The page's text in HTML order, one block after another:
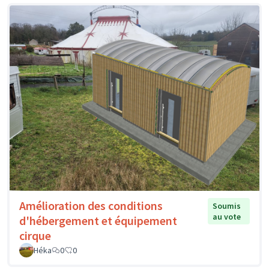
Amélioration des conditions
d'hébergement et équipement
cirque
Soumis
au vote
Héka 0 0